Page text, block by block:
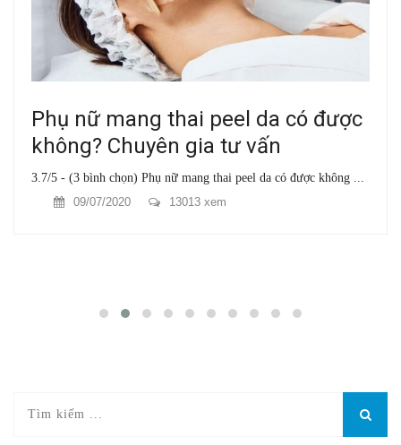
Phụ nữ mang thai peel da có được
không? Chuyên gia tư vấn
3.7/5 - (3 bình chọn) Phụ nữ mang thai peel da có được không ...
09/07/2020
13013 xem